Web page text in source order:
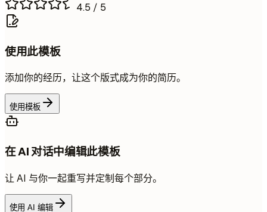
4.5 / 5
使用此模板
添加你的经历，让这个版式成为你的简历。
使用模板
在 AI 对话中编辑此模板
让 AI 与你一起重写并定制每个部分。
使用 AI 编辑